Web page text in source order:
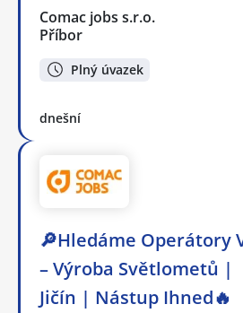
Comac jobs s.r.o.
Příbor
Plný úvazek
dnešní
🔎Hledáme Operátory
– Výroba Světlometů |
Jičín | Nástup Ihned🔥